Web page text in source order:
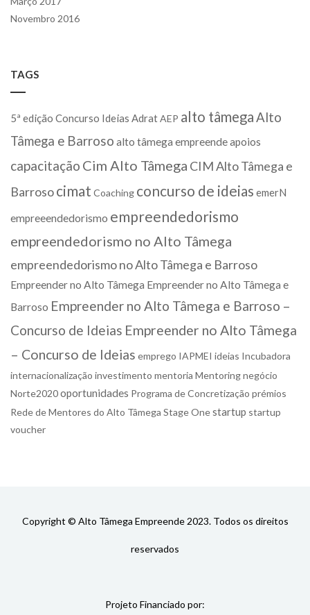
Novembro 2016
TAGS
5ª edição Concurso Ideias AdratAEP alto tâmegaAlto
Tâmega e Barroso alto tâmega empreendeapoios
capacitação Cim Alto Tâmega CIM Alto Tâmega e
Barrosocimat Coaching concurso de ideias emerN
empreeendedorismo empreendedorismo
empreendedorismo no Alto Tâmega
empreendedorismo no Alto Tâmega e Barroso
Empreender no Alto Tâmega Empreender no Alto Tâmega e
Barroso Empreender no Alto Tâmega e Barroso –
Concurso de Ideias Empreender no Alto Tâmega
– Concurso de Ideias emprego IAPMEI ideias Incubadora
internacionalização investimento mentoria Mentoringnegócio
Norte2020oportunidades Programa de Concretização prémios
Rede de Mentores do Alto Tâmega Stage Onestartup startup
voucher
Copyright © Alto Tâmega Empreende 2023. Todos os direitos
reservados
Projeto Financiado por: